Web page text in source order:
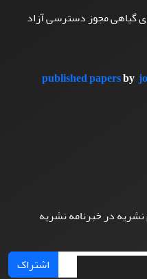
گیاهی مجوز دسترسی آزاد
published papersby
نشریه در خبرنامه نشریه
اشتراک